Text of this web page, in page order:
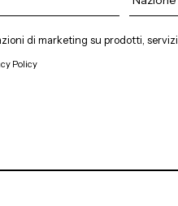
di marketing su prodotti, servizi
Policy